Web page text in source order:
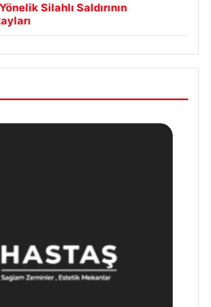
Silahlı Saldırının